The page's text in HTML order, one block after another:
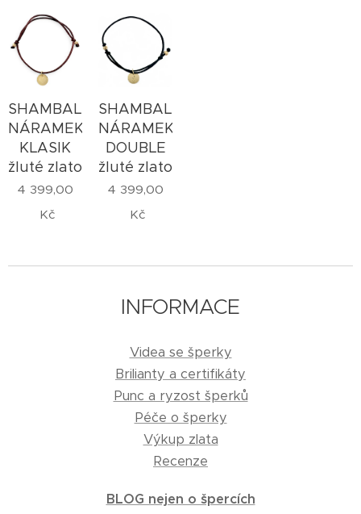
SHAMBALLA
NÁRAMEK
KLASIK
žluté zlato
4 399,00
Kč
SHAMBALLA
NÁRAMEK
DOUBLE
žluté zlato
4 399,00
Kč
INFORMACE
Videa se šperky
Brilianty a certifikáty
Punc a ryzost šperků
Péče o šperky
Výkup zlata
Recenze
BLOG nejen o špercích